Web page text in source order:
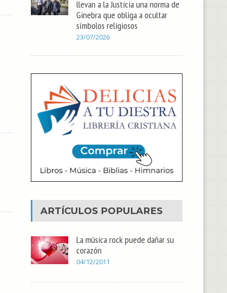
llevan a la Justicia una norma de
Ginebra que obliga a ocultar
símbolos religiosos
23/07/2026
ARTÍCULOS POPULARES
La música rock puede dañar su
corazón
04/12/2011